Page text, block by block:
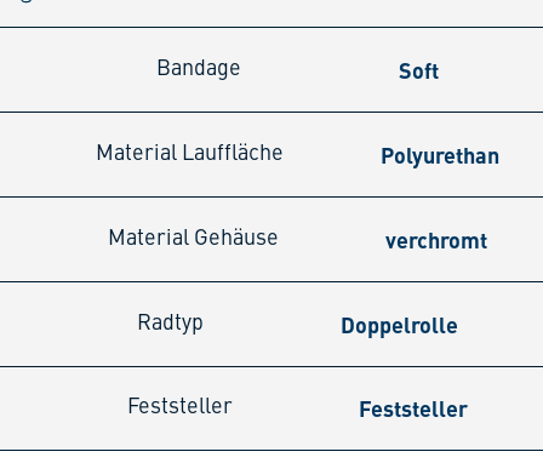
Bandage Soft
Material Lauffläche Polyurethan
Material Gehäuse verchromt
Radtyp Doppelrolle
Feststeller Feststeller